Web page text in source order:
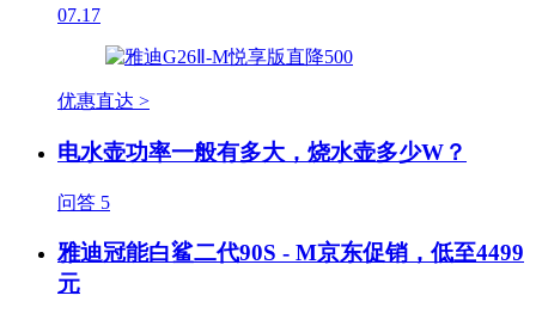
07.17
优惠直达 >
电水壶功率一般有多大，烧水壶多少W？
问答 5
雅迪冠能白鲨二代90S - M京东促销，低至4499
元